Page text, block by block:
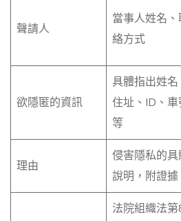
聲請人
當事人姓名、
絡方式
欲隱匿的資訊
具體指出姓名
住址、ID、車
等
理由
侵害隱私的具
說明，附證據
法院組織法